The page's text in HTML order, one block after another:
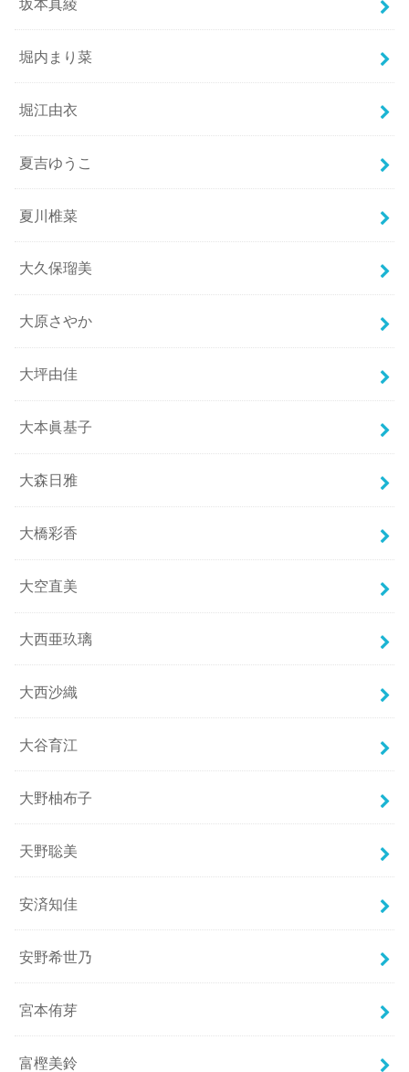
坂本真綾
堀内まり菜
堀江由衣
夏吉ゆうこ
夏川椎菜
大久保瑠美
大原さやか
大坪由佳
大本眞基子
大森日雅
大橋彩香
大空直美
大西亜玖璃
大西沙織
大谷育江
大野柚布子
天野聡美
安済知佳
安野希世乃
宮本侑芽
富樫美鈴